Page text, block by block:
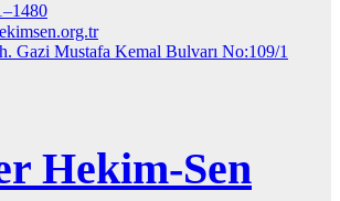
Gazi Mustafa Kemal Bulvarı No:109/1
Hekim-Sen